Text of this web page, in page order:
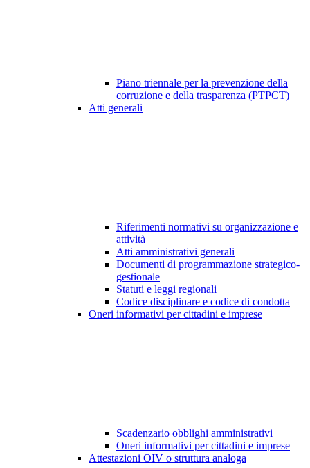
Piano triennale per la prevenzione della
corruzione e della trasparenza (PTPCT)
Atti generali
Riferimenti normativi su organizzazione e
attività
Atti amministrativi generali
Documenti di programmazione strategico-
gestionale
Statuti e leggi regionali
Codice disciplinare e codice di condotta
Oneri informativi per cittadini e imprese
Scadenzario obblighi amministrativi
Oneri informativi per cittadini e imprese
Attestazioni OIV o struttura analoga